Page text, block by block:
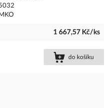
1 667,57 Kč/ks
do košíku